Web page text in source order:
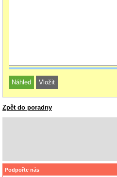
Zpět do poradny
Podpořte nás